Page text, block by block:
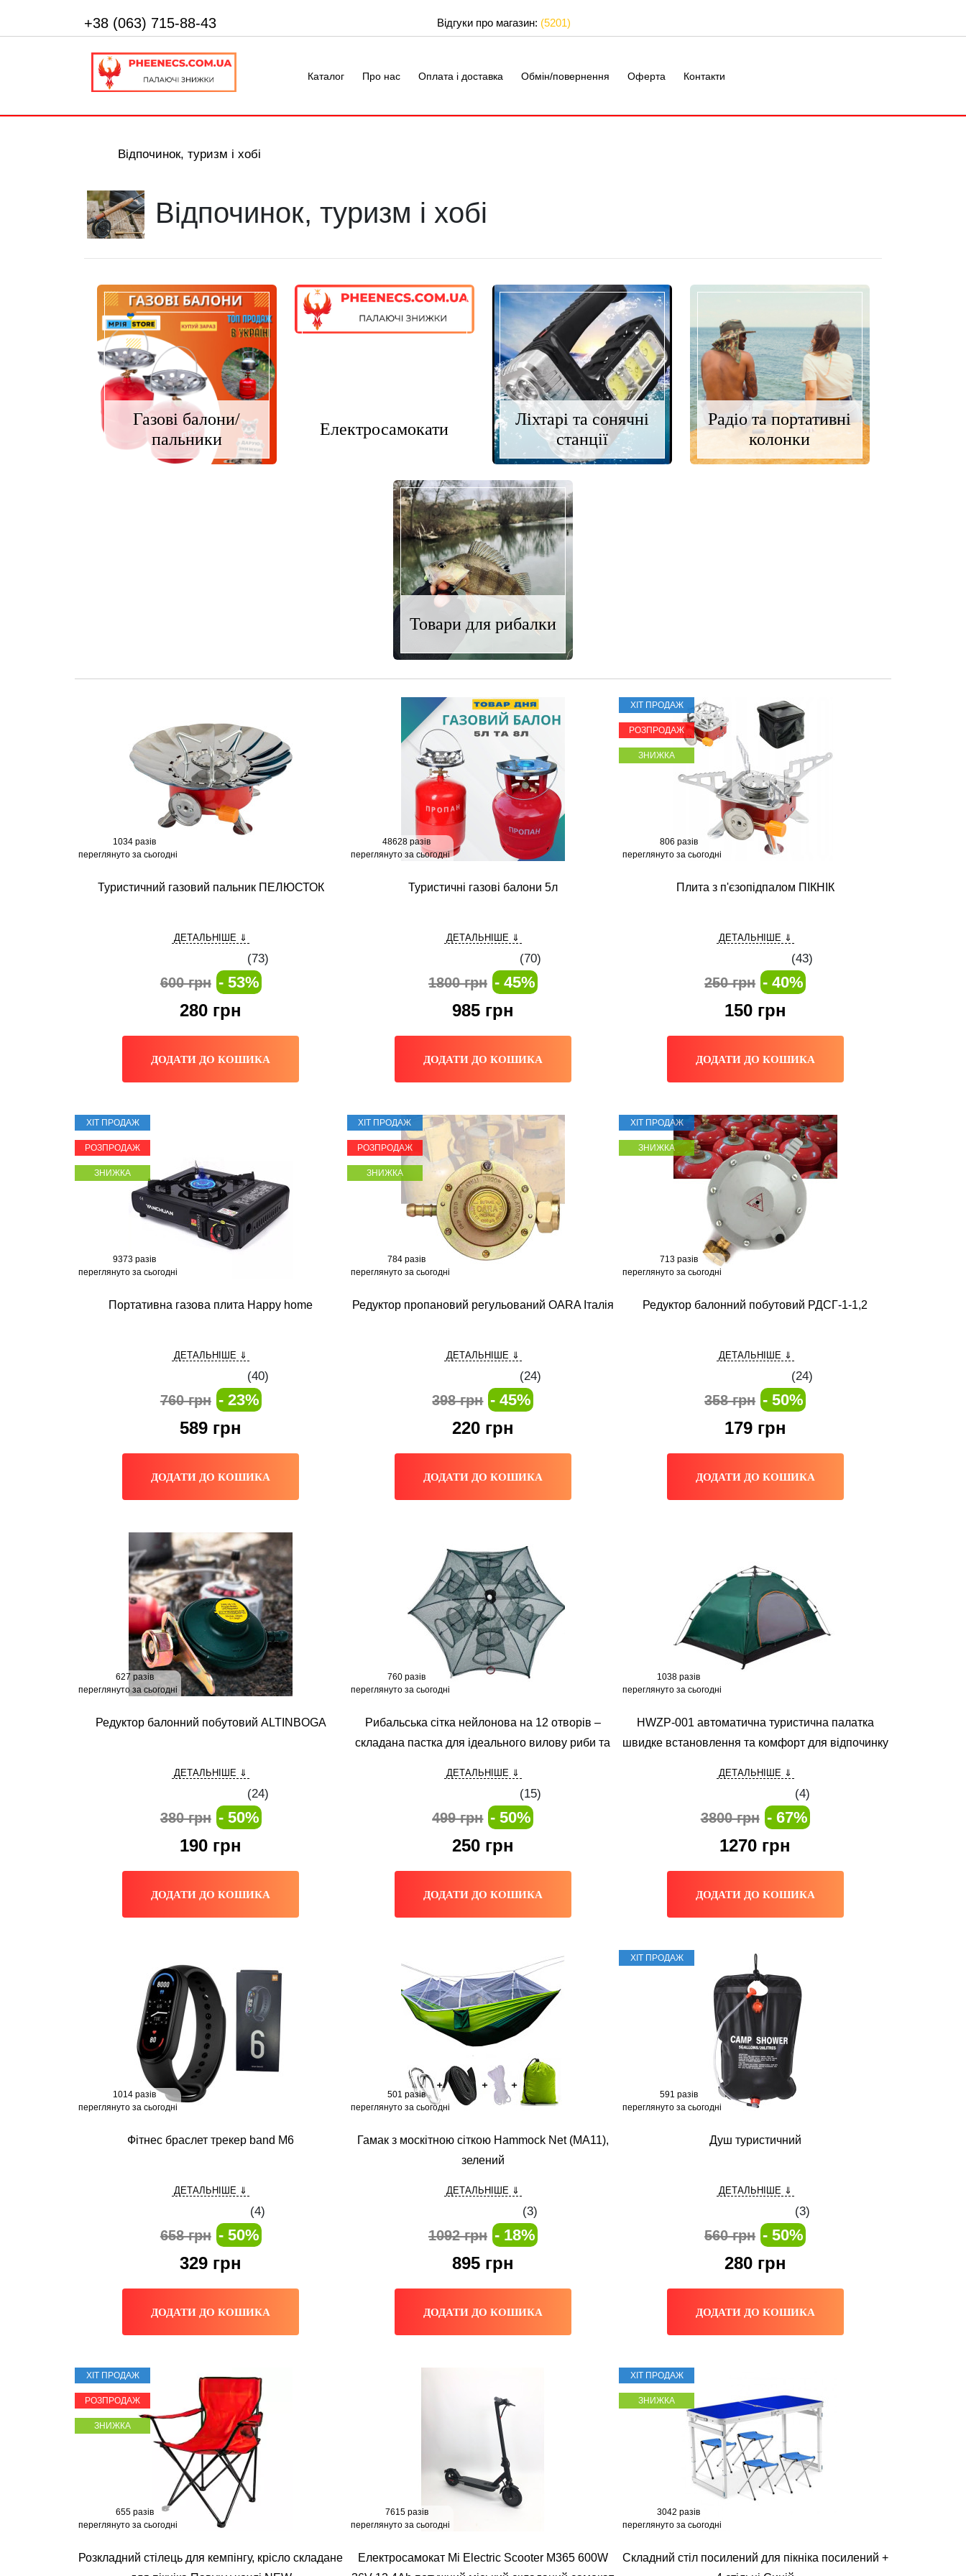
+38 (063) 715-88-43 Відгуки про магазин: (5201)
Каталог Про нас Оплата і доставка Обмін/повернення Оферта Контакти
Відпочинок, туризм і хобі
Відпочинок, туризм і хобі
Газові балони/
пальники
Електросамокати
Ліхтарі та сонячні
станції
Радіо та портативні
колонки
Товари для рибалки
1034 разів
переглянуто за сьогодні
Туристичний газовий пальник ПЕЛЮСТОК
ДЕТАЛЬНІШЕ ⇓
(73)
600 грн - 53%
280 грн
ДОДАТИ ДО КОШИКА
48628 разів
переглянуто за сьогодні
Туристичні газові балони 5л
ДЕТАЛЬНІШЕ ⇓
(70)
1800 грн - 45%
985грн
ДОДАТИ ДО КОШИКА
806 разів
переглянуто за сьогодні
ХІТ ПРОДАЖ
РОЗПРОДАЖ
ЗНИЖКА
Плита з п'єзопідпалом ПІКНІК
ДЕТАЛЬНІШЕ ⇓
(43)
250 грн - 40%
150грн
ДОДАТИ ДО КОШИКА
9373 разів
переглянуто за сьогодні
ХІТ ПРОДАЖ
РОЗПРОДАЖ
ЗНИЖКА
Портативна газова плита Happy home
ДЕТАЛЬНІШЕ ⇓
(40)
760 грн - 23%
589 грн
ДОДАТИ ДО КОШИКА
784 разів
переглянуто за сьогодні
ХІТ ПРОДАЖ
РОЗПРОДАЖ
ЗНИЖКА
Редуктор пропановий регульований OARA Італія
ДЕТАЛЬНІШЕ ⇓
(24)
398 грн - 45%
220грн
ДОДАТИ ДО КОШИКА
713 разів
переглянуто за сьогодні
ХІТ ПРОДАЖ
ЗНИЖКА
Редуктор балонний побутовий РДСГ-1-1,2
ДЕТАЛЬНІШЕ ⇓
(24)
358 грн - 50%
179грн
ДОДАТИ ДО КОШИКА
627 разів
переглянуто за сьогодні
Редуктор балонний побутовий ALTINBOGA
ДЕТАЛЬНІШЕ ⇓
(24)
380 грн - 50%
190 грн
ДОДАТИ ДО КОШИКА
760 разів
переглянуто за сьогодні
Рибальська сітка нейлонова на 12 отворів –
складана пастка для ідеального вилову риби та
ДЕТАЛЬНІШЕ ⇓
(15)
499 грн - 50%
250грн
ДОДАТИ ДО КОШИКА
1038 разів
переглянуто за сьогодні
HWZP-001 автоматична туристична палатка
швидке встановлення та комфорт для відпочинку
ДЕТАЛЬНІШЕ ⇓
(4)
3800 грн - 67%
1270 грн
ДОДАТИ ДО КОШИКА
1014 разів
переглянуто за сьогодні
Фітнес браслет трекер band M6
ДЕТАЛЬНІШЕ ⇓
(4)
658 грн - 50%
329 грн
ДОДАТИ ДО КОШИКА
501 разів
переглянуто за сьогодні
Гамак з москітною сіткою Hammock Net (MA11),
зелений
ДЕТАЛЬНІШЕ ⇓
(3)
1092 грн - 18%
895грн
ДОДАТИ ДО КОШИКА
591 разів
переглянуто за сьогодні
ХІТ ПРОДАЖ
Душ туристичний
ДЕТАЛЬНІШЕ ⇓
(3)
560 грн - 50%
280грн
ДОДАТИ ДО КОШИКА
655 разів
переглянуто за сьогодні
ХІТ ПРОДАЖ
РОЗПРОДАЖ
ЗНИЖКА
Розкладний стілець для кемпінгу, крісло складане
7615 разів
переглянуто за сьогодні
Електросамокат Mi Electric Scooter M365 600W
3042 разів
переглянуто за сьогодні
ХІТ ПРОДАЖ
ЗНИЖКА
Складний стіл посилений для пікніка посилений +